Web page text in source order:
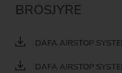
BROSJYRE
DAFA AIRSTOP
DAFA AIRSTOP